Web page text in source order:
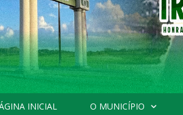
INICIAL O MUNICÍPIO